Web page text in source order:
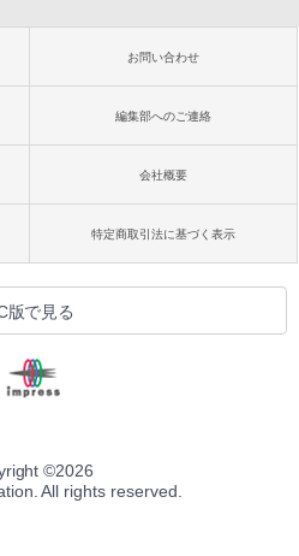
お問い合わせ
編集部へのご連絡
会社概要
特定商取引法に基づく表示
版で見る
©2026
All rights reserved.